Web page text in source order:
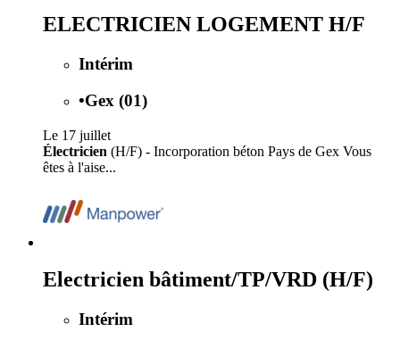
ELECTRICIEN LOGEMENT H/F
Intérim
•Gex (01)
Le 17 juillet
Électricien (H/F) - Incorporation béton Pays de Gex Vous
êtes à l'aise...
Electricien bâtiment/TP/VRD (H/F)
Intérim